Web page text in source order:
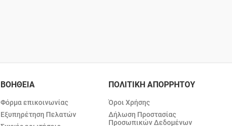
ΒΟΗΘΕΙΑ
Φόρμα επικοινωνίας
Εξυπηρέτηση Πελατών
ΠΟΛΙΤΙΚΗ ΑΠΟΡΡΗΤΟΥ
Όροι Χρήσης
Δήλωση Προστασίας
Προσωπικών Δεδομένων